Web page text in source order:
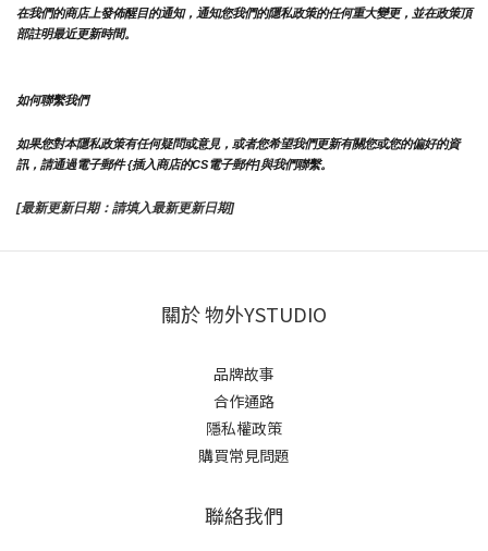
在我們的商店上發佈醒目的通知，通知您我們的隱私政策的任何重大變更，並在政策頂
部註明最近更新時間。
如何聯繫我們
如果您對本隱私政策有任何疑問或意見，或者您希望我們更新有關您或您的偏好的資
訊，請通過電子郵件 {插入商店的CS電子郵件]與我們聯繫。
[最新更新日期：請填入最新更新日期]
關於 物外YSTUDIO
品牌故事
合作通路
隱私權政策
購買常見問題
聯絡我們